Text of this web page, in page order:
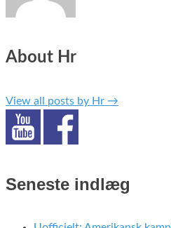
About Hr
View all posts by Hr →
Seneste indlæg